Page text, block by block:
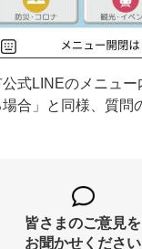
公式LINEのメニュ
場合」と同様、質問
皆さまのご意見を
お聞かせください